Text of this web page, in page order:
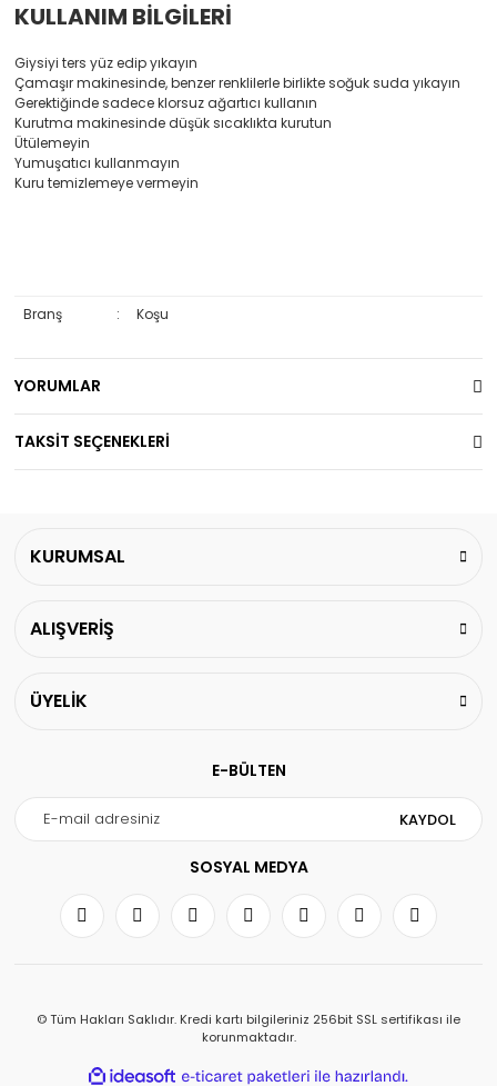
KULLANIM BİLGİLERİ
Giysiyi ters yüz edip yıkayın
Çamaşır makinesinde, benzer renklilerle birlikte soğuk suda yıkayın
Gerektiğinde sadece klorsuz ağartıcı kullanın
Kurutma makinesinde düşük sıcaklıkta kurutun
Ütülemeyin
Yumuşatıcı kullanmayın
Kuru temizlemeye vermeyin
Branş : Koşu
YORUMLAR
TAKSİT SEÇENEKLERİ
KURUMSAL
ALIŞVERİŞ
ÜYELİK
E-BÜLTEN
KAYDOL
SOSYAL MEDYA
© Tüm Hakları Saklıdır. Kredi kartı bilgileriniz 256bit SSL sertifikası ile
korunmaktadır.
ideasoft e-